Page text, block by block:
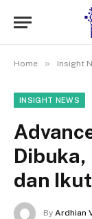
Home » Insight
INSIGHT NEWS
Dibuka,
dan
By Ardhian